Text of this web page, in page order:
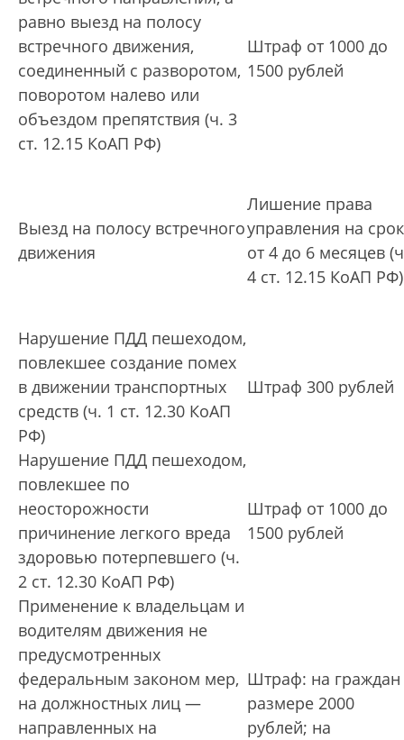
равно выезд на полосу
встречного движения,
соединенный с разворотом,
поворотом налево или
объездом препятствия (ч. 3
ст. 12.15 КоАП РФ)
Штраф от 1000 до
1500 рублей
Выезд на полосу встречного
движения
Лишение права
управления на срок
от 4 до 6 месяцев
4 ст. 12.15 КоАП РФ)
Нарушение ПДД пешеходом,
повлекшее создание помех
в движении транспортных
средств (ч. 1 ст. 12.30 КоАП
РФ)
Штраф 300 рублей
Нарушение ПДД пешеходом,
повлекшее по
неосторожности
причинение легкого вреда
здоровью потерпевшего (ч.
2 ст. 12.30 КоАП РФ)
Штраф от 1000 до
1500 рублей
Применение к владельцам и
водителям движения не
предусмотренных
федеральным законом мер,
на должностных лиц —
направленных на
Штраф: на граждан
размере 2000
рублей; на